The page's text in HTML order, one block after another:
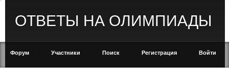
ОТВЕТЫ НА ОЛИМПИАДЫ
Форум Участники Поиск Регистрация Войти